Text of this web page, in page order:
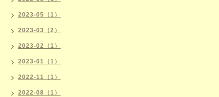
2023-05（1）
2023-03（2）
2023-02（1）
2023-01（1）
2022-11（1）
2022-08（1）